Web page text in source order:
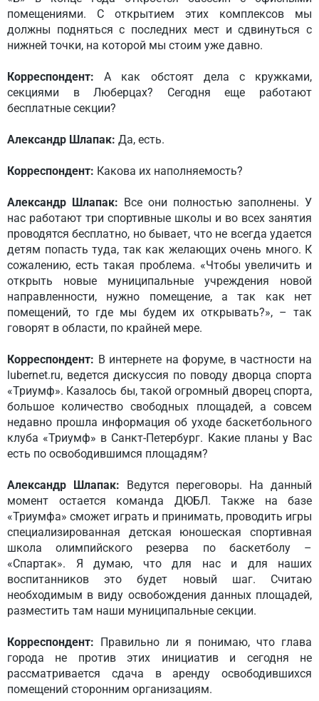
помещениями. С открытием этих комплексов мы
должны подняться с последних мест и сдвинуться с
нижней точки, на которой мы стоим уже давно.
Корреспондент: А как обстоят дела с кружками,
секциями в Люберцах? Сегодня еще работают
бесплатные секции?
Александр Шлапак: Да, есть.
Корреспондент: Какова их наполняемость?
Александр Шлапак: Все они полностью заполнены. У
нас работают три спортивные школы и во всех занятия
проводятся бесплатно, но бывает, что не всегда удается
детям попасть туда, так как желающих очень много. К
сожалению, есть такая проблема. «Чтобы увеличить и
открыть новые муниципальные учреждения новой
направленности, нужно помещение, а так как нет
помещений, то где мы будем их открывать?», – так
говорят в области, по крайней мере.
Корреспондент: В интернете на форуме, в частности на
lubernet.ru, ведется дискуссия по поводу дворца спорта
«Триумф». Казалось бы, такой огромный дворец спорта,
большое количество свободных площадей, а совсем
недавно прошла информация об уходе баскетбольного
клуба «Триумф» в Санкт-Петербург. Какие планы у Вас
есть по освободившимся площадям?
Александр Шлапак: Ведутся переговоры. На данный
момент остается команда ДЮБЛ. Также на базе
«Триумфа» сможет играть и принимать, проводить игры
специализированная детская юношеская спортивная
школа олимпийского резерва по баскетболу –
«Спартак». Я думаю, что для нас и для наших
воспитанников это будет новый шаг. Считаю
необходимым в виду освобождения данных площадей,
разместить там наши муниципальные секции.
Корреспондент: Правильно ли я понимаю, что глава
города не против этих инициатив и сегодня не
рассматривается сдача в аренду освободившихся
помещений сторонним организациям.